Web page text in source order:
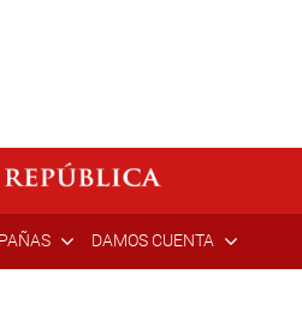
DAMOS CUENTA